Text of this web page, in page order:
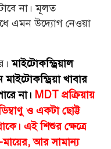
না। মূলত
এমন উদ্যোগ নেওয়া
মাইটোকন্ড্রিয়াল
খাবার
না। MDT প্রক্রিয়ায়
ও একটা ছোট্ট
এই শিশুর ক্ষেত্রে
আর সামান্য